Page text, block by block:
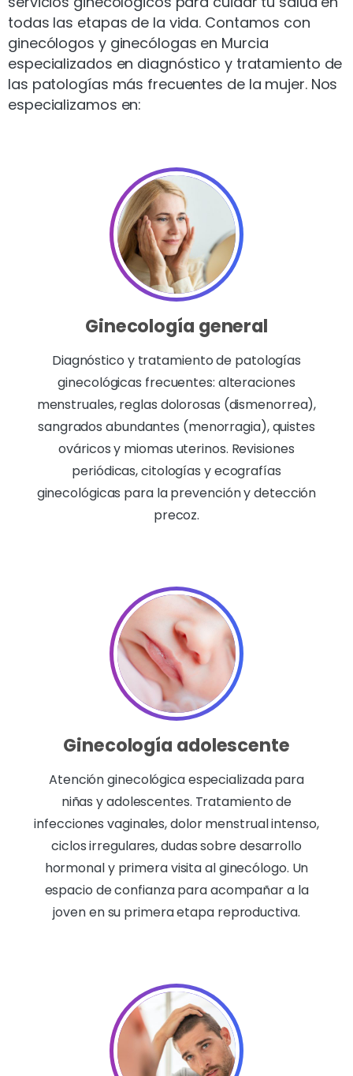
todas las etapas de la vida. Contamos con
ginecólogos y ginecólogas en Murcia
especializados en diagnóstico y tratamiento de
las patologías más frecuentes de la mujer. Nos
especializamos en:
Ginecología general
Diagnóstico y tratamiento de patologías
ginecológicas frecuentes: alteraciones
menstruales, reglas dolorosas (dismenorrea),
sangrados abundantes (menorragia), quistes
ováricos y miomas uterinos. Revisiones
periódicas, citologías y ecografías
ginecológicas para la prevención y detección
precoz.
Ginecología adolescente
Atención ginecológica especializada para
niñas y adolescentes. Tratamiento de
infecciones vaginales, dolor menstrual intenso,
ciclos irregulares, dudas sobre desarrollo
hormonal y primera visita al ginecólogo. Un
espacio de confianza para acompañar a la
joven en su primera etapa reproductiva.